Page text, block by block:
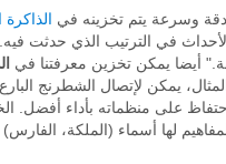
وسرعة يتم تخزينه في
في الترتيب الذي حدثت فيه.
يمكن تخزين معرفتنا في
يمكن لإتصال الشطرنج
على منظماته بأداء أفضل.
لها أسماء (الملكة،